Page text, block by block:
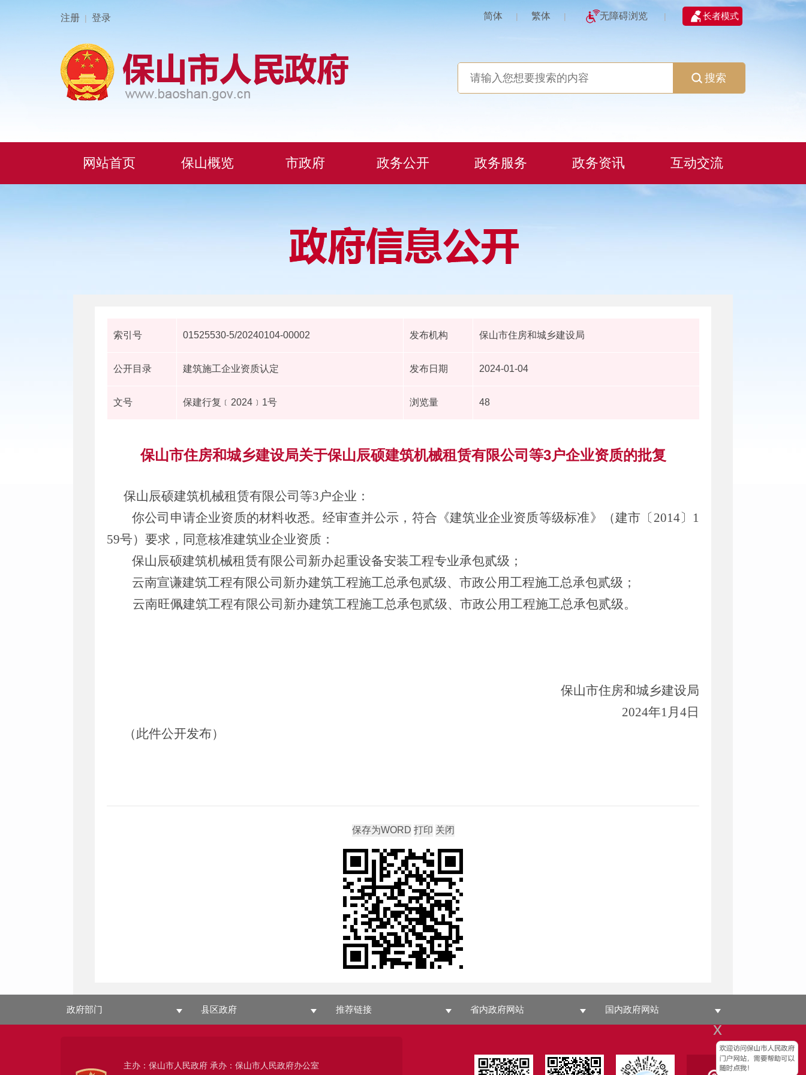
注册 | 登录 简体 | 繁体 | 无障碍浏览 | 长者模式
x
搜索
网站首页 保山概览 市政府 政务公开 政务服务 政务资讯 互动交流
索引号 01525530-5/20240104-00002 发布机构 保山市住房和城乡建设局
公开目录 建筑施工企业资质认定 发布日期 2024-01-04
文号 保建行复﹝2024﹞1号 浏览量 48
保山市住房和城乡建设局关于保山辰硕建筑机械租赁有限公司等3户企业资质的批复
保山辰硕建筑机械租赁有限公司等3户企业 ：
你公司申请企业资质的材料收悉。经审查并公示，符合《建筑业企业资质等级标准》（建市〔 2014〕 1
59号）要求，同意核准建筑业企业资质：
保山辰硕建筑机械租赁有限公司新办起重设备安装工程专业承包贰级；
云南宣谦建筑工程有限公司新办建筑工程施工总承包贰级、市政公用工程施工总承包贰级；
云南旺佩建筑工程有限公司新办建筑工程施工总承包贰级、市政公用工程施工总承包贰级。
保山市住房和城乡建设局
2024年1月 4日
（此件公开发布）
政府部门 县区政府 推荐链接 省内政府网站 国内政府网站
主办：保山市人民政府 承办：保山市人民政府办公室